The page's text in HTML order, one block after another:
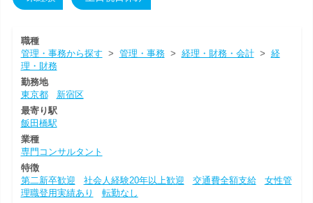
職種
管理・事務から探す > 管理・事務> 経理・財務・会計> 経
理・財務
勤務地
東京都
新宿区
最寄り駅
飯田橋駅
業種
専門コンサルタント
特徴
第二新卒歓迎
社会人経験20年以上歓迎 交通費全額支給
女性管
理職登用実績あり
転勤なし